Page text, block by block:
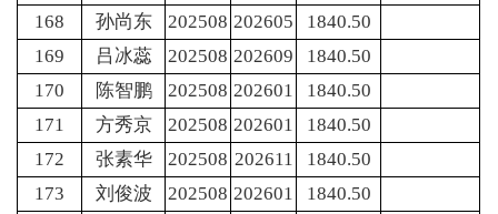
168
孙尚东 202508 202605
1840.50
169
吕冰蕊 202508 202609
1840.50
170
陈智鹏 202508 202601
1840.50
171
方秀京 202508 202601
1840.50
172
张素华 202508 202611
1840.50
173
刘俊波 202508 202601
1840.50